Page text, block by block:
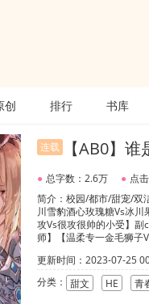
创 排行 书库
连载 【AB0】
● 总字数：2.6万 ● 点
简介：校园/都市/甜宠/双
川雪豹酒心玫瑰糖Vs冰川
攻Vs很攻很帅的小受】副
师】【温柔专一金毛狮子
住。一对兔耳朵在旁边的
笑意，那眼神像是碰见了
被吓到了，缩了缩脖子。
更新时间：2023-07-25
分类： 甜文 HE 青